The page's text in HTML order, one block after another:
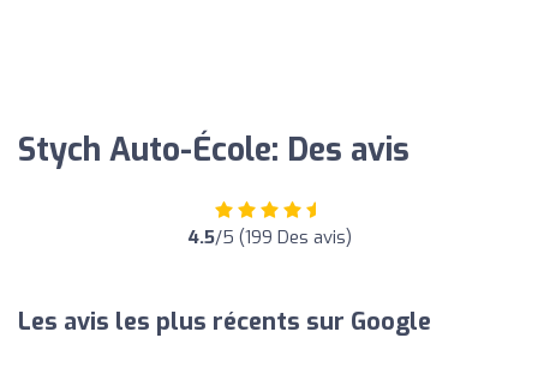
Stych Auto-École: Des avis
4.5/5 (199 Des avis)
Les avis les plus récents sur Google